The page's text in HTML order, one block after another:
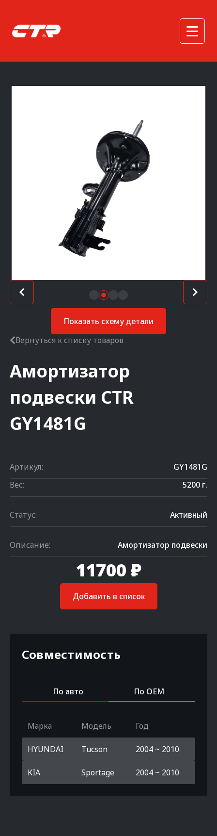
Показать схему детали
Вернуться к списку товаров
Амортизатор
подвески CTR
GY1481G
Артикул:
GY1481G
Вес:
5200 г.
Статус: Активный
Описание: Амортизатор подвески
11700 ₽
Добавить в список
Совместимость
По авто По OEM
Марка Модель Год
HYUNDAI Tucson 2004 ~ 2010
KIA Sportage 2004 ~ 2010